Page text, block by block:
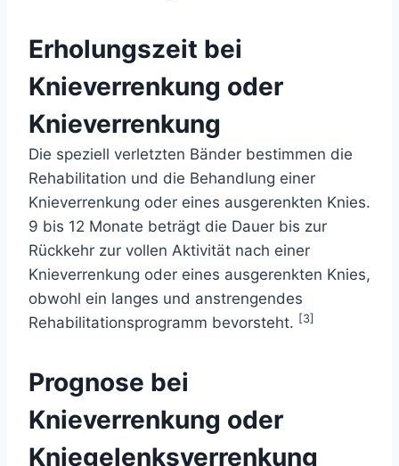
Erholungszeit bei
Knieverrenkung oder
Knieverrenkung
Die speziell verletzten Bänder bestimmen die
Rehabilitation und die Behandlung einer
Knieverrenkung oder eines ausgerenkten Knies.
9 bis 12 Monate beträgt die Dauer bis zur
Rückkehr zur vollen Aktivität nach einer
Knieverrenkung oder eines ausgerenkten Knies,
obwohl ein langes und anstrengendes
Rehabilitationsprogramm bevorsteht. [3]
Prognose bei
Knieverrenkung oder
Kniegelenksverrenkung